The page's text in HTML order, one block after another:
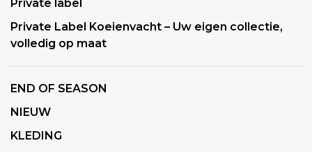
Private label
Private Label Koeienvacht – Uw eigen collectie,
volledig op maat
END OF SEASON
NIEUW
KLEDING